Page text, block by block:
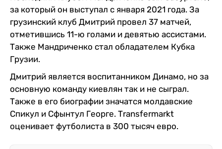
за который он выступал с января 2021 года. За
грузинский клуб Дмитрий провел 37 матчей,
отметившись 11-ю голами и девятью ассистами.
Также Мандриченко стал обладателем Кубка
Грузии.
Дмитрий является воспитанником Динамо, но за
основную команду киевлян так и не сыграл.
Также в его биографии значатся молдавские
Спикул и Сфынтул Георге. Тransfermarkt
оценивает футболиста в 300 тысяч евро.